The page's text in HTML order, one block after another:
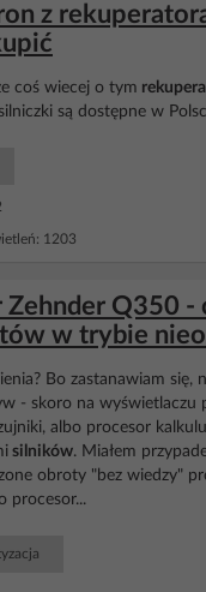
z
coś wiecej o tym
są dostępne w
1203
Zehnder Q350 -
w trybie
Bo zastanawiam się,
- skoro na wyświetlaczu
albo procesor
silników. Miałem
obroty "bez wiedzy"
procesor...